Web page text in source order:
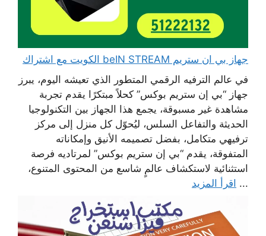
جهاز بي ان ستريم beIN STREAM الكويت مع اشتراك
في عالم الترفيه الرقمي المتطور الذي تعيشه اليوم، يبرز
جهاز “بي إن ستريم بوكس” كحلاً مبتكرًا يقدم تجربة
مشاهدة غير مسبوقة، يجمع هذا الجهاز بين التكنولوجيا
الحديثة والتفاعل السلس، ليُحوّل كل منزل إلى مركز
ترفيهي متكامل، بفضل تصميمه الأنيق وإمكاناته
المتفوقة، يقدم “بي إن ستريم بوكس” لمرتاديه فرصة
استثنائية لاستكشاف عالمٍ شاسع من المحتوى المتنوع،
... اقرأ المزيد